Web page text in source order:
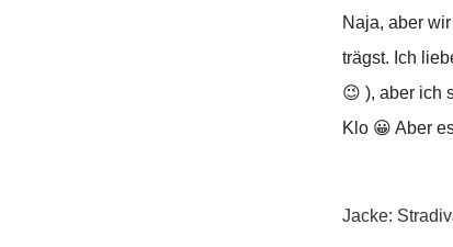
Naja, aber
trägst. Ich
😉 ), aber ich
Klo 😀 Aber
Jacke: